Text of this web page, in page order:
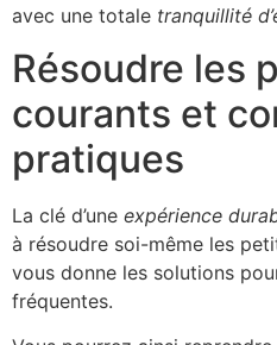
avec une totale tranquillité
Résoudre les
courants et
pratiques
La clé d’une expérience
à résoudre soi-même les
vous donne les solutions
fréquentes.